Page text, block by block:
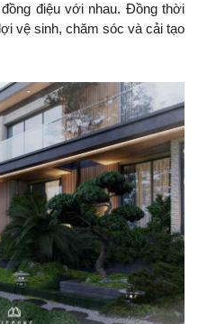
điệu với nhau. Đồng thời
vệ sinh, chăm sóc và cải tạo